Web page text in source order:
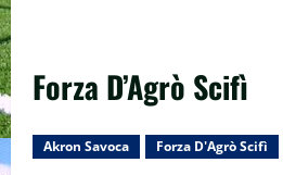
Forza D’Agrò Scifì
Akron Savoca Forza D'Agrò Scifì